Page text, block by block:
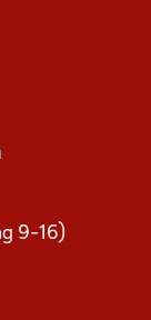
9-16)